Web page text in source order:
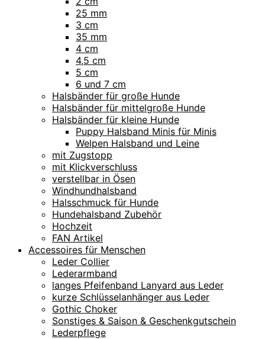
25 mm
3 cm
35 mm
4 cm
4,5 cm
5 cm
6 und 7 cm
Halsbänder für große Hunde
Halsbänder für mittelgroße Hunde
Halsbänder für kleine Hunde
Puppy Halsband Minis für Minis
Welpen Halsband und Leine
mit Zugstopp
mit Klickverschluss
verstellbar in Ösen
Windhundhalsband
Halsschmuck für Hunde
Hundehalsband Zubehör
Hochzeit
FAN Artikel
Accessoires für Menschen
Leder Collier
Lederarmband
langes Pfeifenband Lanyard aus Leder
kurze Schlüsselanhänger aus Leder
Gothic Choker
Sonstiges & Saison & Geschenkgutschein
Lederpflege